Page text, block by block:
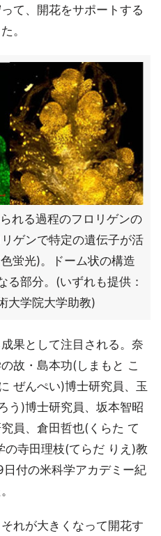
て、開花をサポートする
。
れる過程のフロリゲンの
ゲンで特定の遺伝子が活
蛍光)。ドーム状の構造
る部分。(いずれも提供：
大学院大学助教)
果として注目される。奈
故・島本功(しまもと こ
ぜんぺい)博士研究員、玉
う)博士研究員、坂本智昭
員、倉田哲也(くらた て
寺田理枝(てらだ りえ)教
付の米科学アカデミー紀
れが大きくなって開花す